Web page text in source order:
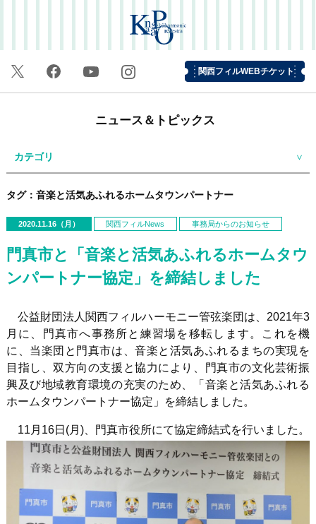
関西フィルWEBチケット
ニュース＆トピックス
カテゴリ
タグ：音楽と活気あふれるホームタウンパートナー
2020.11.16（月） 関西フィルNews 事務局からのお知らせ
門真市と「音楽と活気あふれるホームタウ
ンパートナー協定」を締結しました
公益財団法人関西フィルハーモニー管弦楽団は、2021年3
月に、門真市へ事務所と練習場を移転します。これを機
に、当楽団と門真市は、音楽と活気あふれるまちの実現を
目指し、双方向の支援と協力により、門真市の文化芸術振
興及び地域教育環境の充実のため、「音楽と活気あふれる
ホームタウンパートナー協定」を締結しました。
11月16日(月)、門真市役所にて協定締結式を行いました。